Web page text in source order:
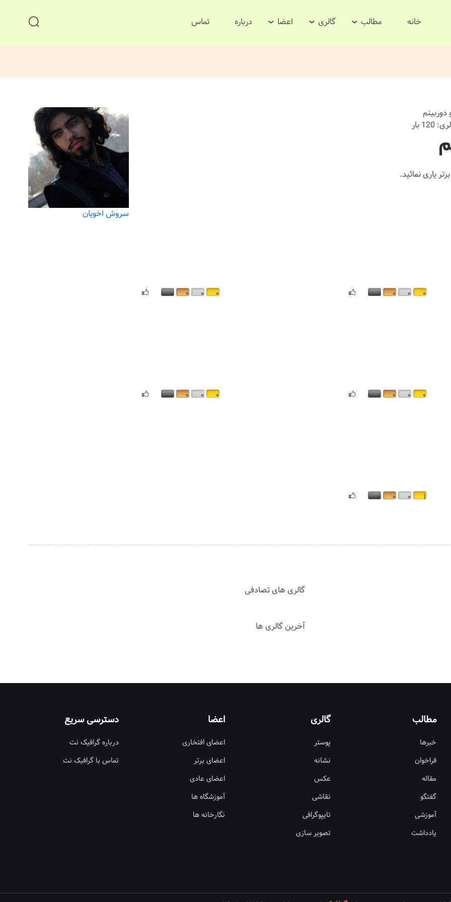
خانه مطالب گالری اعضا درباره تماس
بار
سروش اخویان
یاری نمائید.
۰ ۰ ۰ ۰ ۰ ۰ ۰ ۰
۰ ۰ ۰ ۰ ۰ ۰ ۰ ۰
۱ ۰ ۰ ۰
گالری های تصادفی
آخرین گالری ها
مطالب
خبرها
فراخوان
مقاله
گفتگو
آموزشی
یادداشت
گالری
پوستر
نشانه
عکس
نقاشی
تایپوگرافی
تصویر سازی
اعضا
اعضای افتخاری
اعضای برتر
اعضای عادی
آموزشگاه ها
نگارخانه ها
دسترسی سریع
درباره گرافیک نت
تماس با گرافیک نت